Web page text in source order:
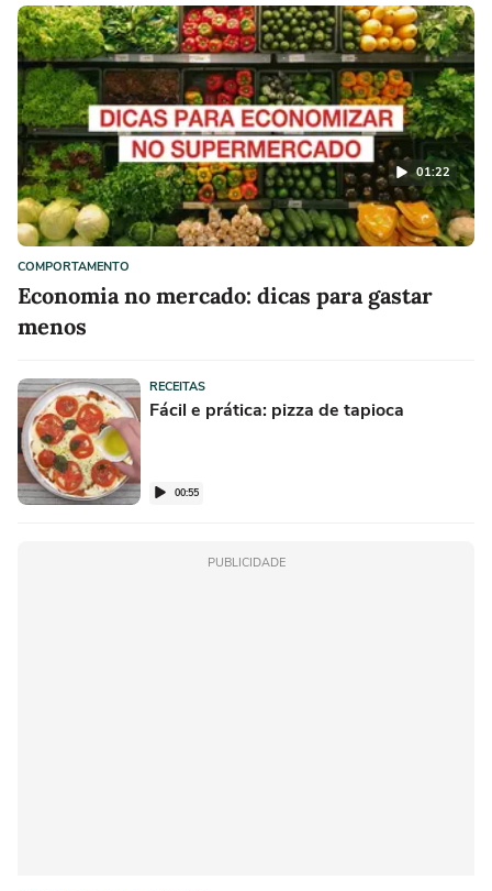
COMPORTAMENTO
Economia no mercado: dicas para gastar
menos
01:22
RECEITAS
Fácil e prática: pizza de tapioca
00:55
PUBLICIDADE